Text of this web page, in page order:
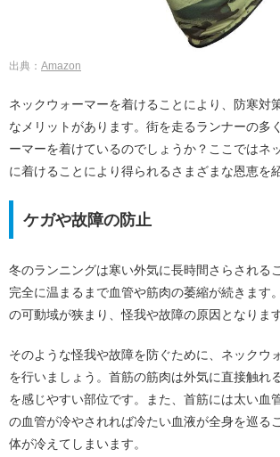
出典： Amazon
ネックウォーマーを着けることにより、防寒対
なメリットがあります。街を走るランナーの多
ーマーを着けているのでしょうか？ここではネ
に着けることにより得られるさまざまな恩恵を
ケガや故障の防止
冬のランニングは寒い外気に長時間さらされる
完全に温まるまで血管や筋肉の萎縮が続きます
の可動域が狭まり、怪我や故障の原因となります
そのような怪我や故障を防ぐために、ネックウ
を行いましょう。首筋の筋肉は外気に直接触れ
を感じやすい部位です。また、首筋には太い血
の血管が冷やされれば冷たい血液が全身を巡る
体が冷えてしまいます。